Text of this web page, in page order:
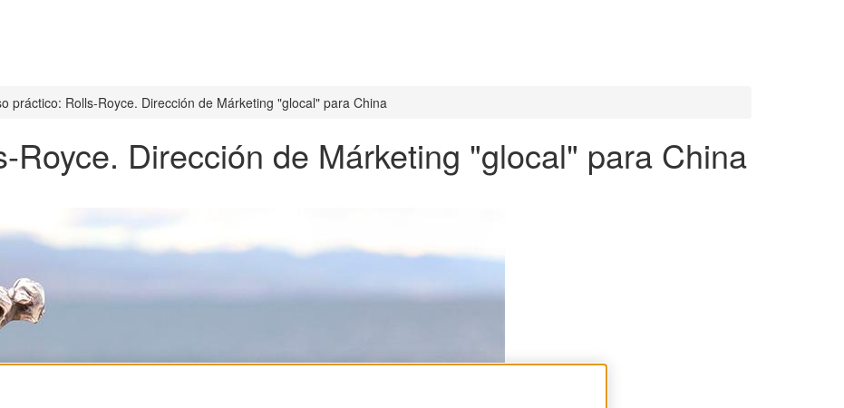
práctico: Rolls-Royce. Dirección de Márketing "glocal" para China
Royce. Dirección de Márketing "glocal" para China